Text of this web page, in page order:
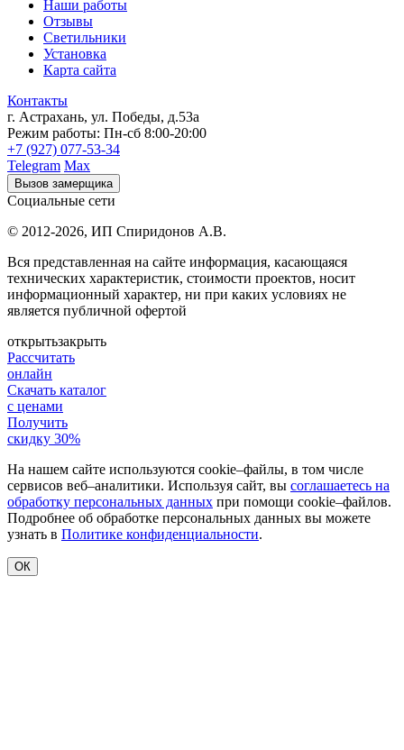
Наши работы
Отзывы
Светильники
Установка
Карта сайта
Контакты
г. Астрахань, ул. Победы, д.53а
Режим работы: Пн-сб 8:00-20:00
+7 (927) 077-53-34
Telegram Max
Вызов замерщика
Социальные сети
© 2012-2026, ИП Спиридонов А.В.
Вся представленная на сайте информация, касающаяся
технических характеристик, стоимости проектов, носит
информационный характер, ни при каких условиях не
является публичной офертой
открытьзакрыть
Рассчитать
онлайн
Скачать каталог
с ценами
Получить
скидку 30%
На нашем сайте используются cookie–файлы, в том числе
сервисов веб–аналитики. Используя сайт, вы соглашаетесь на
обработку персональных данных при помощи cookie–файлов.
Подробнее об обработке персональных данных вы можете
узнать в Политике конфиденциальности.
ОК